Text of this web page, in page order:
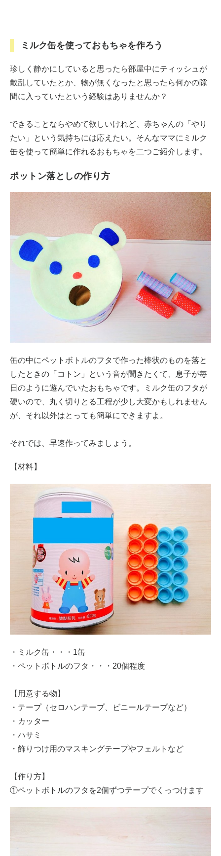
ミルク缶を使っておもちゃを作ろう
珍しく静かにしていると思ったら部屋中にティッシュが
散乱していたとか、物が無くなったと思ったら何かの隙
間に入っていたという経験はありませんか？
できることならやめて欲しいけれど、赤ちゃんの「やり
たい」という気持ちには応えたい。そんなママにミルク
缶を使って簡単に作れるおもちゃを二つご紹介します。
ポットン落としの作り方
缶の中にペットボトルのフタで作った棒状のものを落と
したときの「コトン」という音が聞きたくて、息子が毎
日のように遊んでいたおもちゃです。ミルク缶のフタが
硬いので、丸く切りとる工程が少し大変かもしれません
が、それ以外はとっても簡単にできますよ。
それでは、早速作ってみましょう。
【材料】
・ミルク缶・・・1缶
・ペットボトルのフタ・・・20個程度
【用意する物】
・テープ（セロハンテープ、ビニールテープなど）
・カッター
・ハサミ
・飾りつけ用のマスキングテープやフェルトなど
【作り方】
①ペットボトルのフタを2個ずつテープでくっつけます